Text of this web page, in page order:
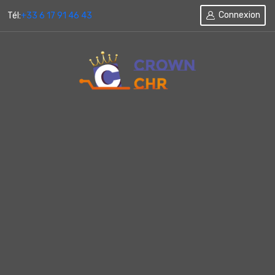
Tél:+33 6 17 91 46 43 Connexion